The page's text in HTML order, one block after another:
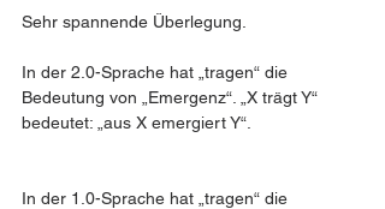
Sehr spannende Überlegung.
In der 2.0-Sprache hat „tragen“ die
Bedeutung von „Emergenz“. „X trägt Y“
bedeutet: „aus X emergiert Y“.
In der 1.0-Sprache hat „tragen“ die